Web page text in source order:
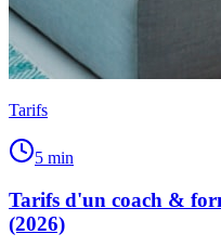
Tarifs
5 min
Tarifs d'un coach &
(2026)